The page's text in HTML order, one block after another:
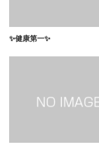
✨健康第一✨